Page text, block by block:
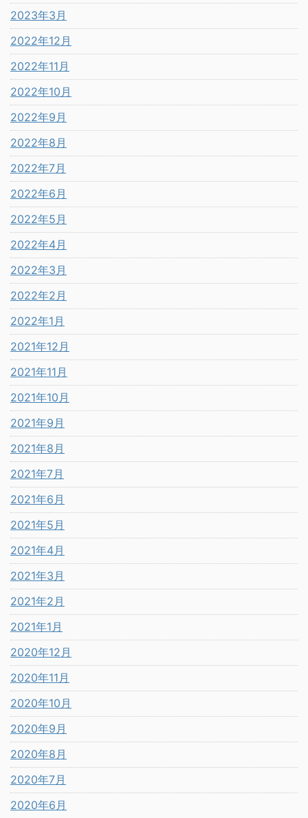
2023年3月
2022年12月
2022年11月
2022年10月
2022年9月
2022年8月
2022年7月
2022年6月
2022年5月
2022年4月
2022年3月
2022年2月
2022年1月
2021年12月
2021年11月
2021年10月
2021年9月
2021年8月
2021年7月
2021年6月
2021年5月
2021年4月
2021年3月
2021年2月
2021年1月
2020年12月
2020年11月
2020年10月
2020年9月
2020年8月
2020年7月
2020年6月